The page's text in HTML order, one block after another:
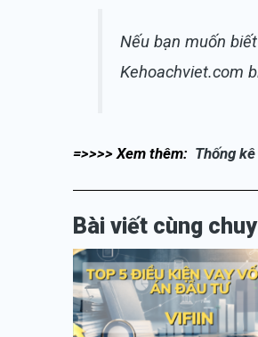
Nếu bạn muốn
Kehoachviet.com
=>>>> Xem thêm: Thống
Bài viết cùng